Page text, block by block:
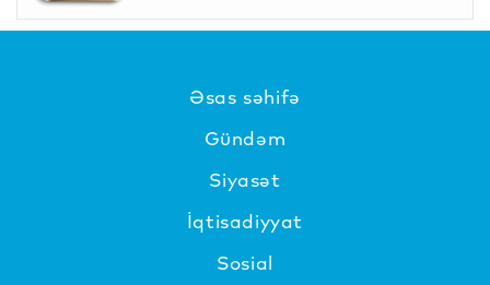
Əsas səhifə
Gündəm
Siyasət
İqtisadiyyat
Sosial